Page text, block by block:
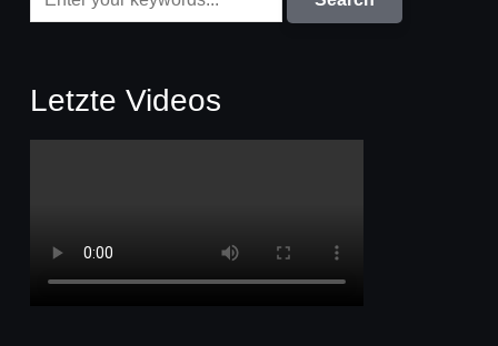
Letzte Videos